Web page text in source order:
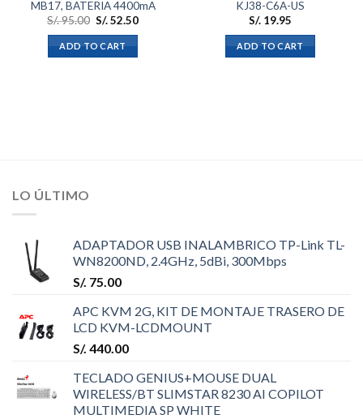
MB17, BATERIA 4400mA
S/.95.00 S/.52.50
ADD TO CART
KJ38-C6A-US
S/. 19.95
ADD TO CART
LO ÚLTIMO
ADAPTADOR USB INALAMBRICO TP-Link TL-
WN8200ND, 2.4GHz, 5dBi, 300Mbps
S/. 75.00
APC KVM 2G, KIT DE MONTAJE TRASERO DE
LCD KVM-LCDMOUNT
S/. 440.00
TECLADO GENIUS+MOUSE DUAL
WIRELESS/BT SLIMSTAR 8230 AI COPILOT
MULTIMEDIA SP WHITE